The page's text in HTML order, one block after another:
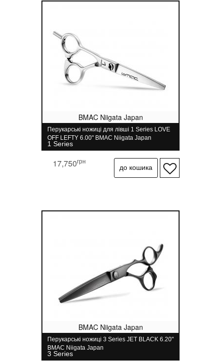
BMAC Niigata Japan
Перукарські ножиці для лівші 1 Series LOVE
OFF LEFTY 6.00" BMAC Niigata Japan
1 Series
17,750грн
BMAC Niigata Japan
Перукарські ножиці 3 Series JET BLACK 6.20"
BMAC Niigata Japan
3 Series